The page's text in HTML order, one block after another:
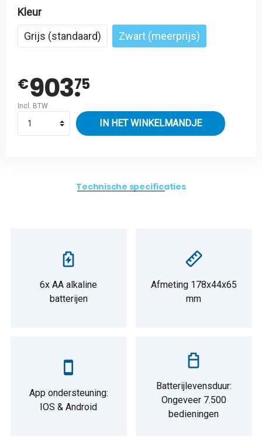
Kleur
Grijs (standaard)
Zwart (meerprijs)
€903.75
Incl. BTW
IN HET WINKELMANDJE
Technische specificaties
6x AA alkaline
batterijen
Afmeting 178x44x65
mm
App ondersteuning:
IOS & Android
Batterijlevensduur:
Ongeveer 7.500
bedieningen